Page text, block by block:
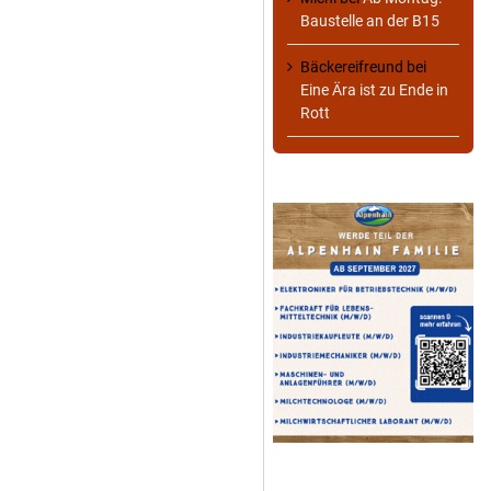
Baustelle an der B15
Bäckereifreund bei
Eine Ära ist zu Ende in
Rott